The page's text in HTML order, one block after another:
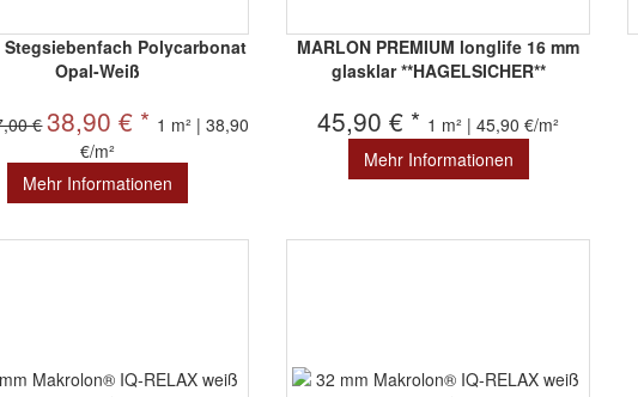
Stegsiebenfach Polycarbonat
Opal-Weiß
€ 38,90 € * 1 m² | 38,90
€/m²
Mehr Informationen
MARLON PREMIUM longlife 16 mm
glasklar **HAGELSICHER**
45,90 € * 1 m² | 45,90 €/m²
Mehr Informationen